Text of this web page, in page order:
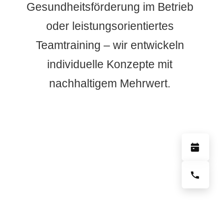
Gesundheitsförderung im Betrieb
oder leistungsorientiertes
Teamtraining – wir entwickeln
individuelle Konzepte mit
nachhaltigem Mehrwert.